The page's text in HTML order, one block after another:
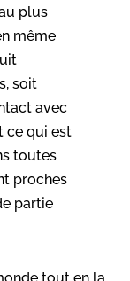
plus
même
soit
avec
ce qui est
toutes
proches
partie